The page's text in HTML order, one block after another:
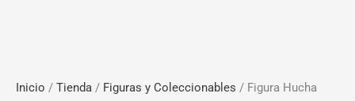
Inicio / Tienda / Figuras y Coleccionables / Figura Hucha